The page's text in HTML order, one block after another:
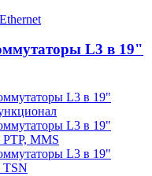
L3 в 19"
L3 в 19"
L3 в 19"
PTP, MMS
L3 в 19"
TSN